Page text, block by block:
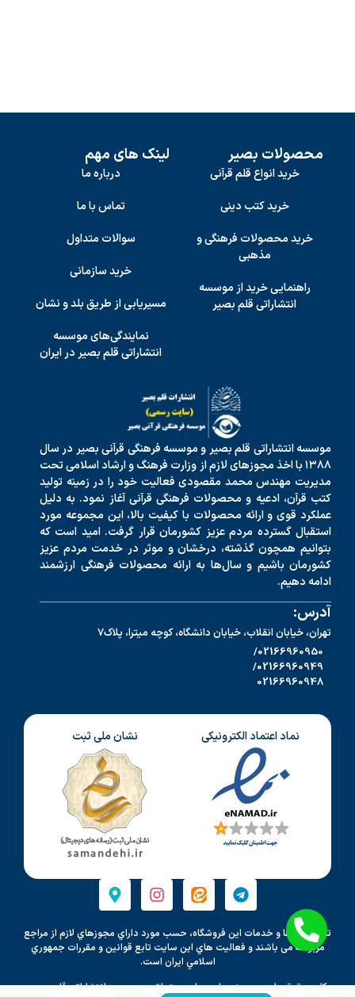
محصولات بصیر
خرید انواع قلم قرآنی
خرید کتب دینی
خرید محصولات فرهنگی و
مذهبی
راهنمایی خرید از موسسه
انتشاراتی قلم بصیر
لینک های مهم
درباره ما
تماس با ما
سوالات متداول
خرید سازمانی
مسیریابی از طریق بلد و نشان
نمایندگی‌های موسسه
انتشاراتی قلم بصیر در ایران
موسسه انتشاراتی قلم بصیر و موسسه فرهنگی قرآنی بصیر در سال
۱۳۸۸ با اخذ مجوزهای لازم از وزارت فرهنگ و ارشاد اسلامی تحت
مدیریت مهندس محمد مقصودی فعالیت خود را در زمینه تولید
کتب قرآن، ادعیه و محصولات فرهنگی قرآنی آغاز نمود. به دلیل
عملکرد قوی و ارائه محصولات با کیفیت بالا، این مجموعه مورد
استقبال گسترده مردم عزیز کشورمان قرار گرفت. امید است که
بتوانیم همچون گذشته، درخشان و موثر در خدمت مردم عزیز
کشورمان باشیم و سال‌ها به ارائه محصولات فرهنگی ارزشمند
ادامه دهیم.
آدرس:
تهران، خیابان انقلاب، خیابان دانشگاه، کوچه میترا، پلاک7
02166960950/
02166960949/
02166960948
نماد اعتماد الکترونیکی نشان ملی ثبت
تمامي كالاها و خدمات اين فروشگاه، حسب مورد داراي مجوزهاي لازم از مراجع
مربوطه می باشند و فعاليت هاي اين سايت تابع قوانين و مقررات جمهوري
اسلامي ايران است.
کلیه حقوق مادی و معنوی این سایت متعلق به موسسه انتشاراتی قلم بصیر